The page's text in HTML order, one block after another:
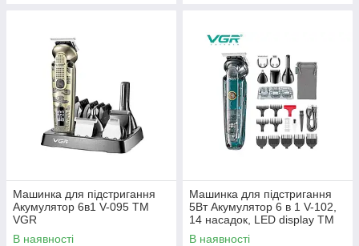
Машинка для пiдстригання
Акумулятор 6в1 V-095 ТМ
VGR
В наявності
Машинка для пiдстригання
5Вт Акумулятор 6 в 1 V-102,
14 насадок, LED display ТМ
VGR
В наявності